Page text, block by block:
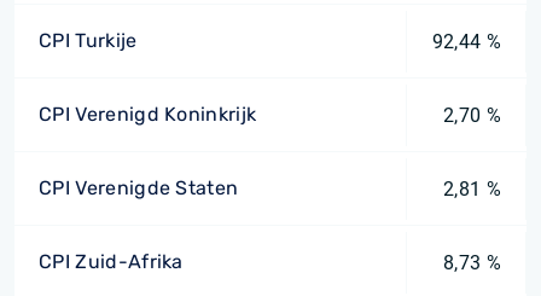
CPI Turkije 92,44 %
CPI Verenigd Koninkrijk 2,70 %
CPI Verenigde Staten 2,81 %
CPI Zuid-Afrika 8,73 %